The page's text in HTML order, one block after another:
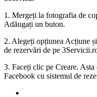
1. Mergeți la fotografia de
Adăugați un buton.
2. Alegeți opțiunea Acțiune
de rezervări de pe
3. Faceți clic pe Creare.
Facebook cu sistemul de